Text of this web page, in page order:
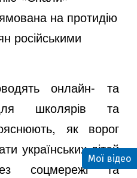
на протидію
російськими
онлайн- та
школярів та
як ворог
українських дітей
соцмережі та
Мої відео